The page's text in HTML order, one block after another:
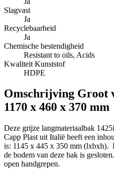
Slagvast
Ja
Recyclebaarheid
Ja
Chemische bestendigheid
Resistant to oils, Acids
Kwaliteit Kunststof
HDPE
Omschrijving Groot
1170 x 460 x 370 mm
Deze grijze langmateriaalbak
Capp Plast uit Italië heeft een
is: 1145 x 445 x 350 mm (lxbxh).
de bodem van deze bak is
open handgrepen.